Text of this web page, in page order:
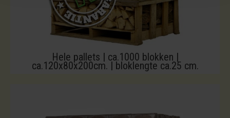
Hele pallets | ca.1000 blokken |
ca.120x80x200cm. | bloklengte ca.25 cm.